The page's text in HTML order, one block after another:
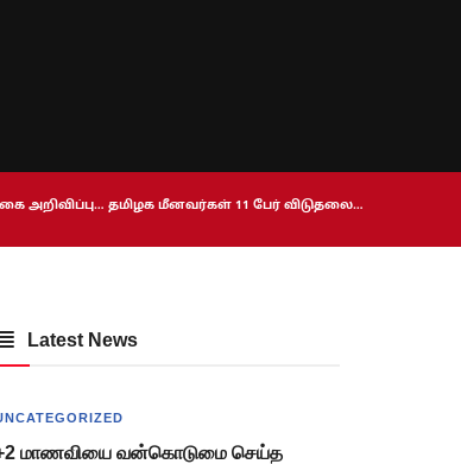
அறிவிப்பு… தமிழக மீனவர்கள் 11 பேர் விடுதலை…
Latest News
மாணவியை வன்கொடுமை செய்த